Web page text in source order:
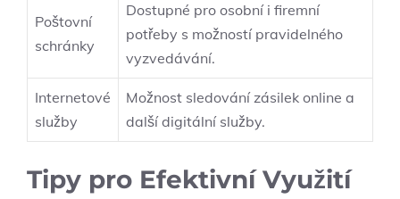
Poštovní
schránky
Dostupné pro osobní i firemní
potřeby s možností pravidelného
vyzvedávání.
Internetové
služby
Možnost sledování zásilek online a
další digitální služby.
Tipy pro Efektivní Využití